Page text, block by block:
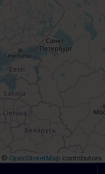
© OpenStreetMap contributors